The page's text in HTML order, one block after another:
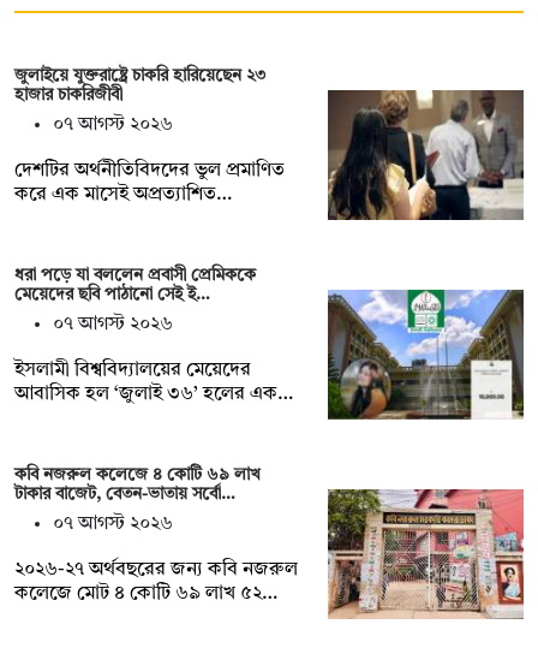
জুলাইয়ে যুক্তরাষ্ট্রে চাকরি হারিয়েছেন ২৩
হাজার চাকরিজীবী
০৭ আগস্ট ২০২৬
দেশটির অর্থনীতিবিদদের ভুল প্রমাণিত
করে এক মাসেই অপ্রত্যাশিত…
ধরা পড়ে যা বললেন প্রবাসী প্রেমিককে
মেয়েদের ছবি পাঠানো সেই ই…
০৭ আগস্ট ২০২৬
ইসলামী বিশ্ববিদ্যালয়ের মেয়েদের
আবাসিক হল ‘জুলাই ৩৬’ হলের এক…
কবি নজরুল কলেজে ৪ কোটি ৬৯ লাখ
টাকার বাজেট, বেতন-ভাতায় সর্বো…
০৭ আগস্ট ২০২৬
২০২৬-২৭ অর্থবছরের জন্য কবি নজরুল
কলেজে মোট ৪ কোটি ৬৯ লাখ ৫২…